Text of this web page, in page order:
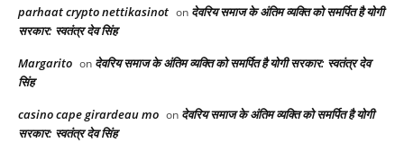
parhaat crypto nettikasinot on देवरिय समाज के अंतिम व्यक्ति को समर्पित है योगी
सरकार: स्वतंत्र देव सिंह
Margarito on देवरिय समाज के अंतिम व्यक्ति को समर्पित है योगी सरकार: स्वतंत्र देव
सिंह
casino cape girardeau mo on देवरिय समाज के अंतिम व्यक्ति को समर्पित है योगी
सरकार: स्वतंत्र देव सिंह